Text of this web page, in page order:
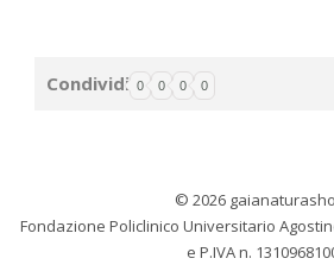
Condividi 0 0 0 0
© 2026
Fondazione Policlinico Universitario
e P.IVA n.